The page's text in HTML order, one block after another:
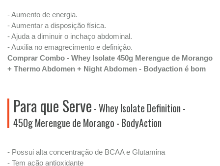
- Aumento de energia.
- Aumentar a disposição física.
- Ajuda a diminuir o inchaço abdominal.
- Auxilia no emagrecimento e definição.
Comprar Combo - Whey Isolate 450g Merengue de Morango
+ Thermo Abdomen + Night Abdomen - Bodyaction é bom
Para que Serve - Whey Isolate Definition -
450g Merengue de Morango - BodyAction
- Possui alta concentração de BCAA e Glutamina
- Tem ação antioxidante